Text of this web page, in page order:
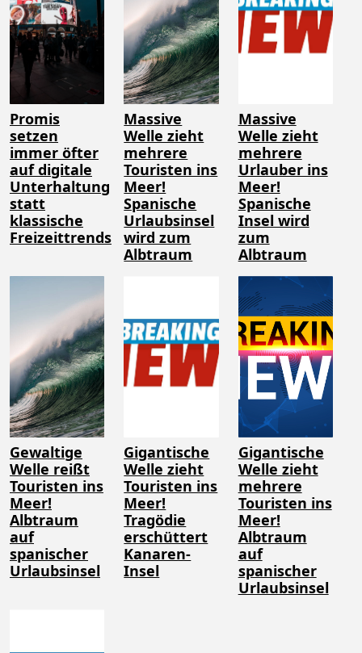
Promis
setzen
immer öfter
auf digitale
Unterhaltung
statt
klassische
Freizeittrends
Massive
Welle zieht
mehrere
Touristen ins
Meer!
Spanische
Urlaubsinsel
wird zum
Albtraum
Massive
Welle zieht
mehrere
Urlauber ins
Meer!
Spanische
Insel wird
zum
Albtraum
Gewaltige
Welle reißt
Touristen ins
Meer!
Albtraum
auf
spanischer
Urlaubsinsel
Gigantische
Welle zieht
Touristen ins
Meer!
Tragödie
erschüttert
Kanaren-
Insel
Gigantische
Welle zieht
mehrere
Touristen ins
Meer!
Albtraum
auf
spanischer
Urlaubsinsel